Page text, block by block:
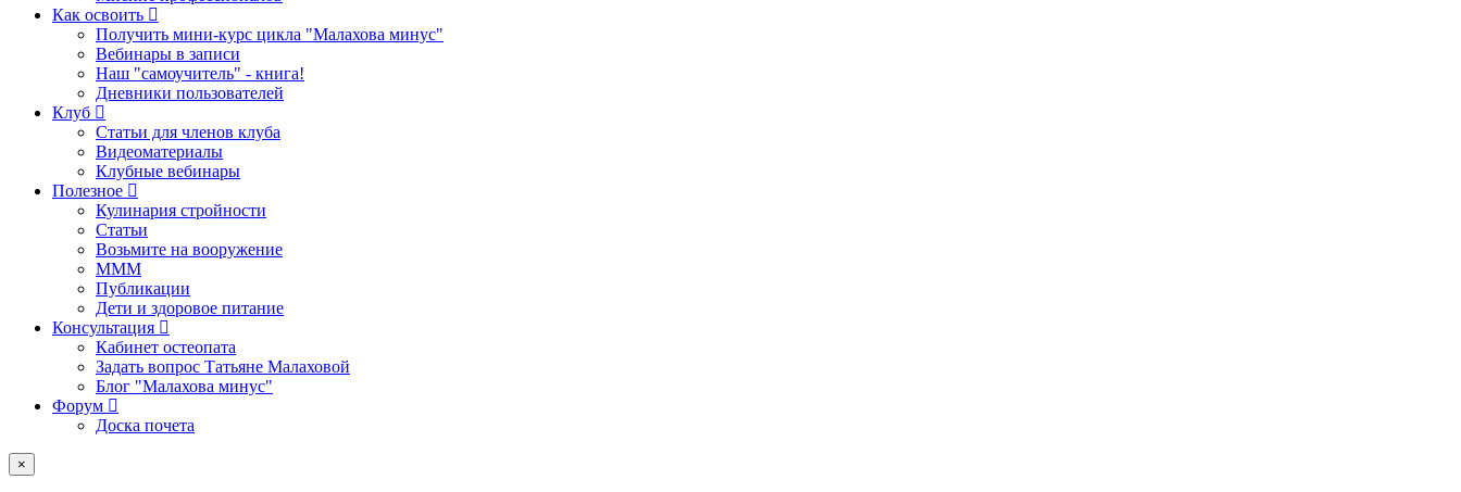
Как освоить
Получить мини-курс цикла "Малахова минус"
Вебинары в записи
Наш "самоучитель" - книга!
Дневники пользователей
Клуб
Статьи для членов клуба
Видеоматериалы
Клубные вебинары
Полезное
Кулинария стройности
Статьи
Возьмите на вооружение
МММ
Публикации
Дети и здоровое питание
Консультация
Кабинет остеопата
Задать вопрос Татьяне Малаховой
Блог "Малахова минус"
Форум
Доска почета
×